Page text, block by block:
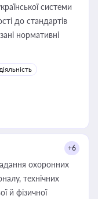
системи
до стандартів
нормативні
+6
охоронних
технічних
й фізичної